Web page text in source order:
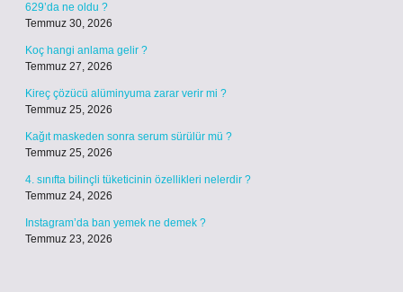
629’da ne oldu ?
Temmuz 30, 2026
Koç hangi anlama gelir ?
Temmuz 27, 2026
Kireç çözücü alüminyuma zarar verir mi ?
Temmuz 25, 2026
Kağıt maskeden sonra serum sürülür mü ?
Temmuz 25, 2026
4. sınıfta bilinçli tüketicinin özellikleri nelerdir ?
Temmuz 24, 2026
Instagram’da ban yemek ne demek ?
Temmuz 23, 2026